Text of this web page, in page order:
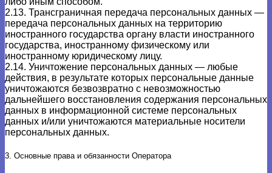
2.13. Трансграничная передача персональных данных —
передача персональных данных на территорию
иностранного государства органу власти иностранного
государства, иностранному физическому или
иностранному юридическому лицу.
2.14. Уничтожение персональных данных — любые
действия, в результате которых персональные данные
уничтожаются безвозвратно с невозможностью
дальнейшего восстановления содержания персональных
данных в информационной системе персональных
данных и/или уничтожаются материальные носители
персональных данных.
3. Основные права и обязанности Оператора